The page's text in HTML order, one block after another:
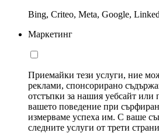
Bing, Criteo, Meta, Google,
Маркетинг
Приемайки тези услуги, ние
реклами, спонсорирано
отстъпки за нашия уебсайт или
вашето поведение при
измерваме успеха им. С ваше
следните услуги от трети